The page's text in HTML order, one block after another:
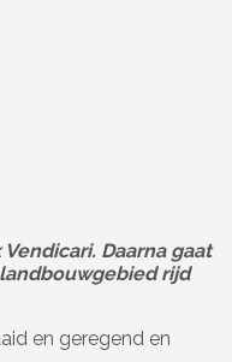
Daarna gaat
rijd
en geregend en